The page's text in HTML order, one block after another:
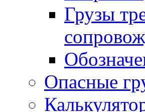
Грузы
Опасные